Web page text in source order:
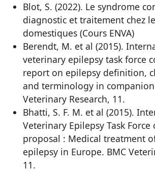
Blot, S. (2022). Le syndrome
diagnostic et traitement chez
domestiques (Cours ENVA)
Berendt, M. et al (2015).
veterinary epilepsy task force
report on epilepsy definition,
and terminology in
Veterinary Research, 11.
Bhatti, S. F. M. et al (2015).
Veterinary Epilepsy Task Force
proposal : Medical treatment
epilepsy in Europe. BMC
11.